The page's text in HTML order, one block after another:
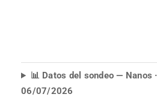
📊 Datos del sondeo — Nanos
06/07/2026